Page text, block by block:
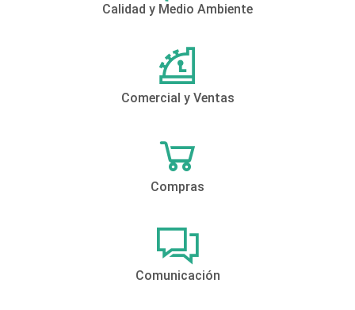
Calidad y Medio Ambiente
Comercial y Ventas
Compras
Comunicación